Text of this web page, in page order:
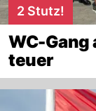
2 Stutz!
WC-Gang
teuer